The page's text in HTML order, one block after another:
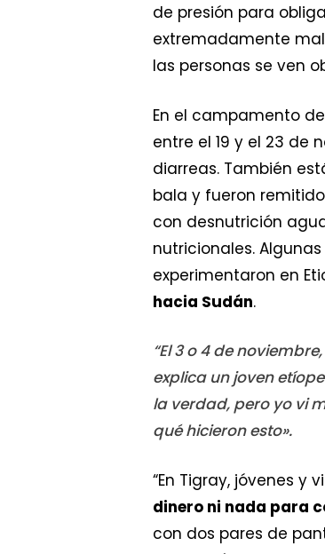
de presión para
extremadamente
las personas se ven
En el campamento
entre el 19 y el 23 de
diarreas. También
bala y fueron
con desnutrición
nutricionales.
experimentaron en
hacia Sudán.
“El 3 o 4 de
explica un joven
la verdad, pero yo vi
qué hicieron esto».
“En Tigray, jóvenes
dinero ni nada para
con dos pares de